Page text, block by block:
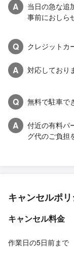
A
当日の急な追
事前におしら
Q クレジットカ
A 対応しており
Q 無料で駐車で
A
付近の有料パ
グ代のご負担
キャンセルポ
キャンセル料金
作業日の5日前まで